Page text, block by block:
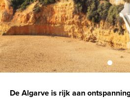
De Algarve is rijk aan